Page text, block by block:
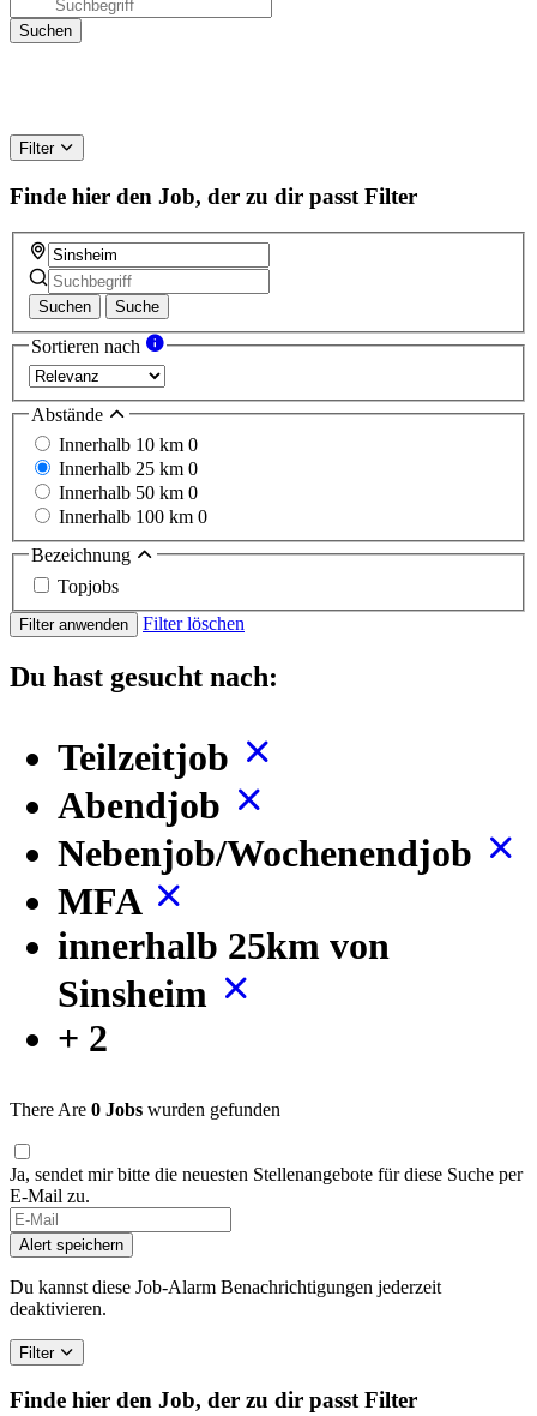
Filter
Finde hier den Job, der zu dir passt Filter
Suchen Suche
Sortieren nach
Abstände
Innerhalb 10 km 0
Innerhalb 25 km 0
Innerhalb 50 km 0
Innerhalb 100 km 0
Bezeichnung
Topjobs
Filter anwenden Filter löschen
Du hast gesucht nach:
Teilzeitjob
Abendjob
Nebenjob/Wochenendjob
MFA
innerhalb 25km von
Sinsheim
+ 2
There Are 0 Jobs wurden gefunden
Ja, sendet mir bitte die neuesten Stellenangebote für diese Suche per
E-Mail zu.
Alert speichern
Du kannst diese Job-Alarm Benachrichtigungen jederzeit
deaktivieren.
Filter
Finde hier den Job, der zu dir passt Filter